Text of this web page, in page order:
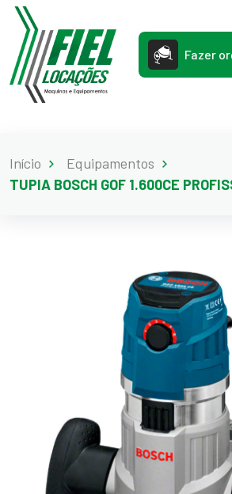
Fazer
Início
Equipamentos
TUPIA BOSCH GOF 1.600CE